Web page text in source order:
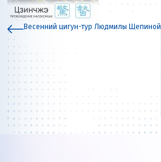
Весенний цигун-тур Людмилы Щепиной